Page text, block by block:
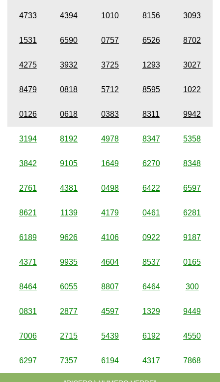
4733 4394 1010 8156 3093
1531 6590 0757 6526 8702
4275 3932 3725 1293 3027
8479 0818 5712 8595 1022
0126 0618 0383 8311 9942
3194 8192 4978 8347 5358
3842 9105 1649 6270 8348
2761 4381 0498 6422 6597
8621 1139 4179 0461 6281
6189 9626 4106 0922 9187
4371 9935 4604 8537 0165
8464 6055 8807 6464 300
0831 2877 4597 1329 9449
7006 2715 5439 6192 4550
6297 7357 6194 4317 7868